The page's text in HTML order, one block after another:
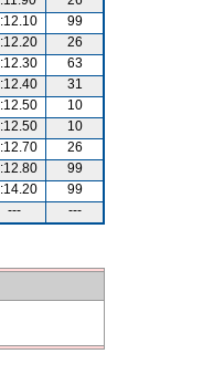
99
26
63
31
10
10
26
99
99
--- ---